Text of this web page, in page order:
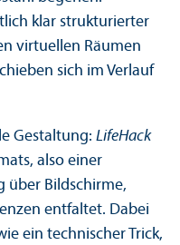
klar strukturierter
virtuellen Räumen
sich im Verlauf
Gestaltung: LifeHack
also einer
über Bildschirme,
entfaltet. Dabei
ein technischer Trick,